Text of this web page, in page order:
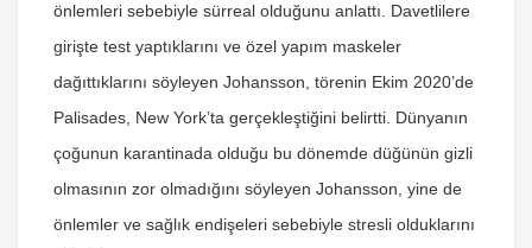
önlemleri sebebiyle sürreal olduğunu anlattı. Davetlilere
girişte test yaptıklarını ve özel yapım maskeler
dağıttıklarını söyleyen Johansson, törenin Ekim 2020’de
Palisades, New York’ta gerçekleştiğini belirtti. Dünyanın
çoğunun karantinada olduğu bu dönemde düğünün gizli
olmasının zor olmadığını söyleyen Johansson, yine de
önlemler ve sağlık endişeleri sebebiyle stresli olduklarını